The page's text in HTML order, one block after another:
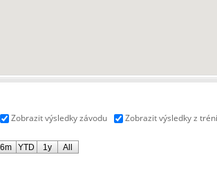
Zobrazit výsledky závodu
Zobrazit výsledky z
6m YTD 1y All